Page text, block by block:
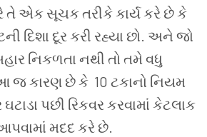
તે એક સૂચકતરીકેકાર્યકરે છેકે
દિશા દૂરકરી રહ્યા છો. અને જો
નિકળતા નથી તો તમેવધુ
જકારણ છેકે 10 ટકાનો નિયમ
ઘટાડા પછી રિકવરકરવામાં કેટલાક
મદદકરે છે.